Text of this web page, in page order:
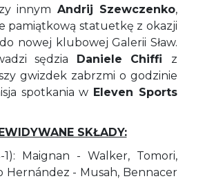
innym Andrij Szewczenko,
pamiątkową statuetkę z okazji
nowej klubowej Galerii Sław.
sędzia Daniele Chiffi z
gwizdek zabrzmi o godzinie
spotkania w Eleven Sports
SKŁADY:
1): Maignan - Walker, Tomori,
Hernández - Musah, Bennacer